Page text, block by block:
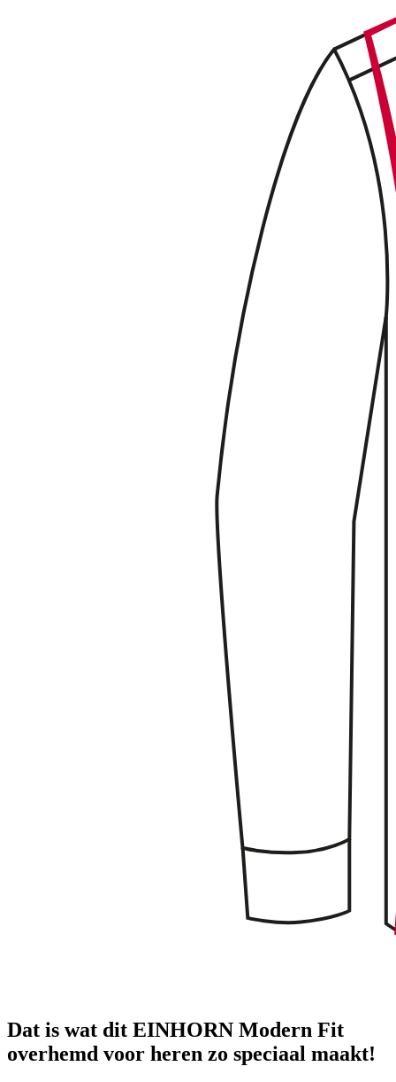
Dat is wat dit EINHORN Modern Fit
overhemd voor heren zo speciaal maakt!